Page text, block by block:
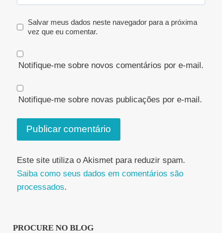
Salvar meus dados neste navegador para a próxima
vez que eu comentar.
Notifique-me sobre novos comentários por e-mail.
Notifique-me sobre novas publicações por e-mail.
Este site utiliza o Akismet para reduzir spam.
Saiba como seus dados em comentários são
processados.
PROCURE NO BLOG